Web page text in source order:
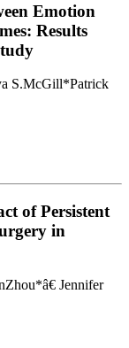
Emotion
Results
S.McGill*Patrick
of Persistent
in
Jennifer